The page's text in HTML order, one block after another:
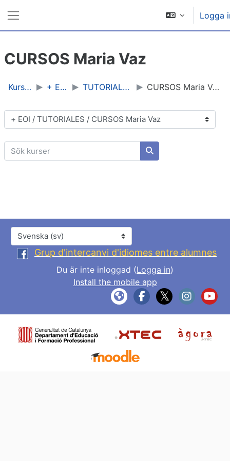
Logga
CURSOS Maria Vaz
Kurser + EOI TUTORIALES CURSOS Maria Vaz
Kurskategorier
Sök kurser
Sök kurser
Språk
Grup d'intercanvi d'idiomes entre alumnes
Du är inte inloggad (Logga in)
Install the mobile app